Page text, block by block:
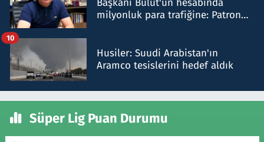
Başkanı Bulut'un hesabında
milyonluk para trafiğine: Patron
Husiler: Suudi Arabistan'ın
Aramco tesislerini hedef aldık
10
Süper Lig Puan Durumu